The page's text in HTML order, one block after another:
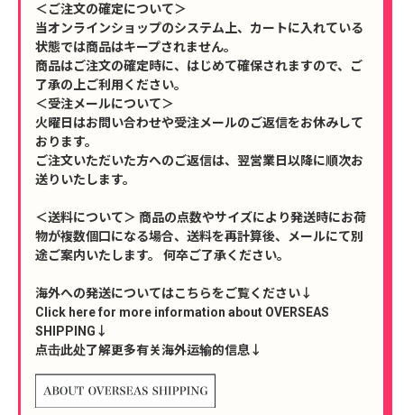
＜ご注文の確定について＞
当オンラインショップのシステム上、カートに入れている
状態では商品はキープされません。
商品はご注文の確定時に、はじめて確保されますので、ご
了承の上ご利用ください。
＜受注メールについて＞
火曜日はお問い合わせや受注メールのご返信をお休みして
おります。
ご注文いただいた方へのご返信は、翌営業日以降に順次お
送りいたします。
＜送料について＞ 商品の点数やサイズにより発送時にお荷
物が複数個口になる場合、送料を再計算後、メールにて別
途ご案内いたします。 何卒ご了承ください。
海外への発送についてはこちらをご覧ください↓
Click here for more information about OVERSEAS
SHIPPING↓
点击此处了解更多有关海外运输的信息↓